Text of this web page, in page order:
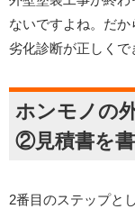
ないですよね。だ
劣化診断が正しくで
ホンモノの
②見積書を
2番目のステップと